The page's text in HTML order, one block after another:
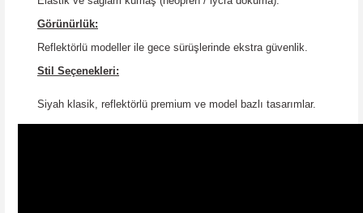
Görünürlük:
Reflektörlü modeller ile gece sürüşlerinde ekstra güvenlik.
Stil Seçenekleri:
Siyah klasik, reflektörlü premium ve model bazlı tasarımlar.